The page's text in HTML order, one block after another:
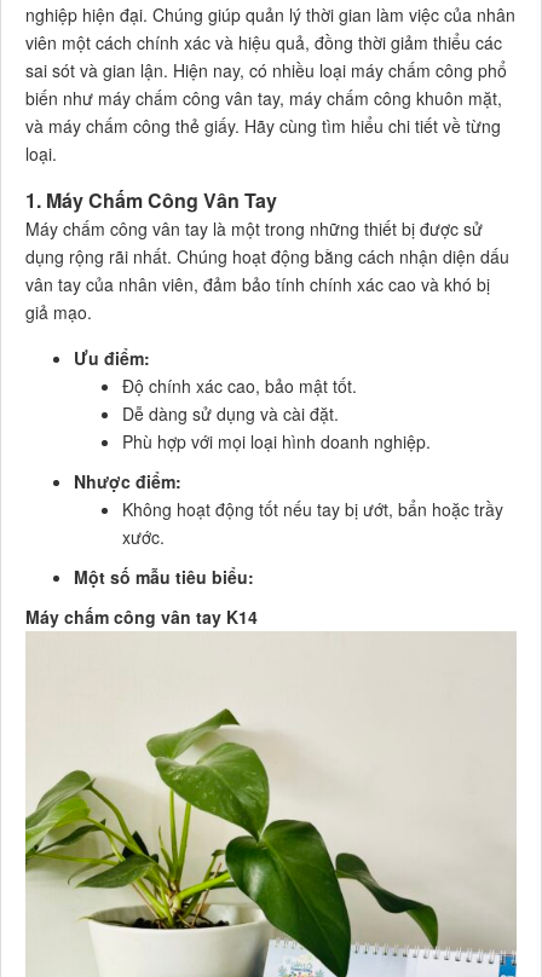
nghiệp hiện đại. Chúng giúp quản lý thời gian làm việc của nhân
viên một cách chính xác và hiệu quả, đồng thời giảm thiểu các
sai sót và gian lận. Hiện nay, có nhiều loại máy chấm công phổ
biến như máy chấm công vân tay, máy chấm công khuôn mặt,
và máy chấm công thẻ giấy. Hãy cùng tìm hiểu chi tiết về từng
loại.
1. Máy Chấm Công Vân Tay
Máy chấm công vân tay là một trong những thiết bị được sử
dụng rộng rãi nhất. Chúng hoạt động bằng cách nhận diện dấu
vân tay của nhân viên, đảm bảo tính chính xác cao và khó bị
giả mạo.
Ưu điểm:
Độ chính xác cao, bảo mật tốt.
Dễ dàng sử dụng và cài đặt.
Phù hợp với mọi loại hình doanh nghiệp.
Nhược điểm:
Không hoạt động tốt nếu tay bị ướt, bẩn hoặc trầy
xước.
Một số mẫu tiêu biểu:
Máy chấm công vân tay K14